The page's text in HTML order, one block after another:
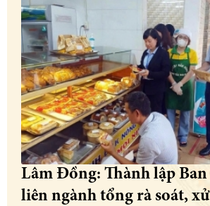
Lâm Đồng: Thành lập Ban
liên ngành tổng rà soát,